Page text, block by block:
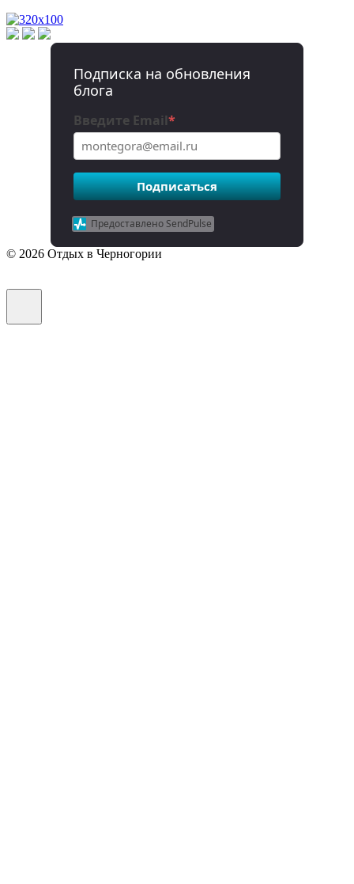
Подписка на обновления
блога
Введите Email*
Подписаться
Предоставлено SendPulse
© 2026 Отдых в Черногории